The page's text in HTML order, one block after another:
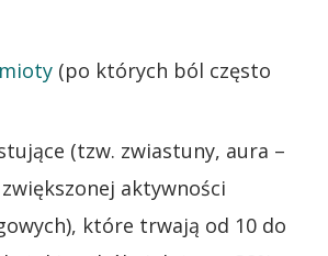
(po których ból często
(tzw. zwiastuny, aura –
aktywności
które trwają od 10 do